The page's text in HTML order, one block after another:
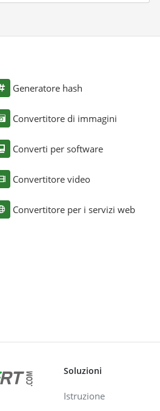
Generatore hash
Convertitore di immagini
Converti per software
Convertitore video
Convertitore per i servizi web
Soluzioni
Istruzione